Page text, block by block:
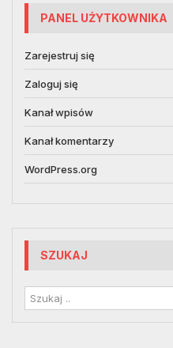
PANEL UŻYTKOWNIKA
Zarejestruj się
Zaloguj się
Kanał wpisów
Kanał komentarzy
WordPress.org
SZUKAJ